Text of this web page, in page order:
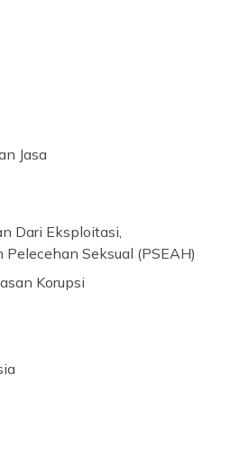
Jasa
Dari Eksploitasi,
Seksual (PSEAH)
Korupsi